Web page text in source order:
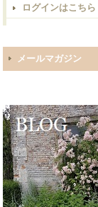
ログインはこちら
メールマガジン